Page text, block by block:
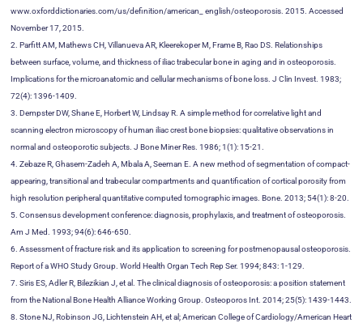
www.oxforddictionaries.com/us/definition/american_ english/osteoporosis. 2015. Accessed
November 17, 2015.
2. Parfitt AM, Mathews CH, Villanueva AR, Kleerekoper M, Frame B, Rao DS. Relationships
between surface, volume, and thickness of iliac trabecular bone in aging and in osteoporosis.
Implications for the microanatomic and cellular mechanisms of bone loss. J Clin Invest. 1983;
72(4): 1396-1409.
3. Dempster DW, Shane E, Horbert W, Lindsay R. A simple method for correlative light and
scanning electron microscopy of human iliac crest bone biopsies: qualitative observations in
normal and osteoporotic subjects. J Bone Miner Res. 1986; 1(1): 15-21.
4. Zebaze R, Ghasem-Zadeh A, Mbala A, Seeman E. A new method of segmentation of compact-
appearing, transitional and trabecular compartments and quantification of cortical porosity from
high resolution peripheral quantitative computed tomographic images. Bone. 2013; 54(1): 8-20.
5. Consensus development conference: diagnosis, prophylaxis, and treatment of osteoporosis.
Am J Med. 1993; 94(6): 646-650.
6. Assessment of fracture risk and its application to screening for postmenopausal osteoporosis.
Report of a WHO Study Group. World Health Organ Tech Rep Ser. 1994; 843: 1-129.
7. Siris ES, Adler R, Bilezikian J, et al. The clinical diagnosis of osteoporosis: a position statement
from the National Bone Health Alliance Working Group. Osteoporos Int. 2014; 25(5): 1439-1443.
8. Stone NJ, Robinson JG, Lichtenstein AH, et al; American College of Cardiology/American Heart